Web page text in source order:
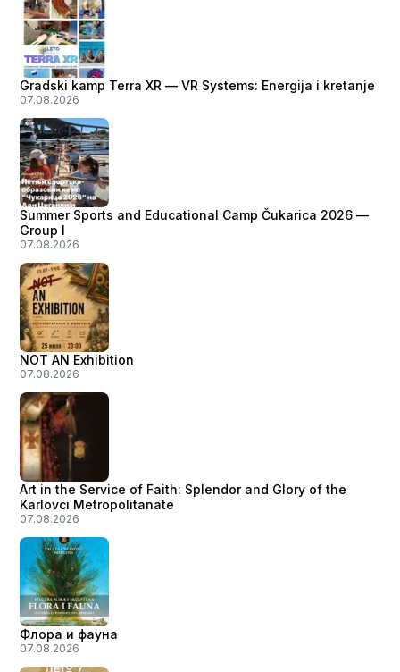
Gradski kamp Terra XR — VR Systems: Energija i kretanje
07.08.2026
Summer Sports and Educational Camp Čukarica 2026 —
Group I
07.08.2026
NOT AN Exhibition
07.08.2026
Art in the Service of Faith: Splendor and Glory of the
Karlovci Metropolitanate
07.08.2026
Флора и фауна
07.08.2026